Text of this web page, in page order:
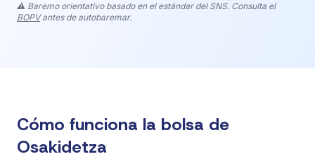
⚠️ Baremo orientativo basado en el estándar del SNS. Consulta el
BOPVantes de autobaremar.
Cómo funciona la bolsa de
Osakidetza